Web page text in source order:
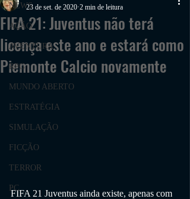
NEWS
AÇÃO
AVENTURA
RPG
MUNDO ABERTO
ESTRATÉGIA
SIMULAÇÃO
FICÇÃO
TERROR
PC
FIFA 21: Juventus não terá
licença este ano e estará como
Piemonte Calcio novamente
23 de set. de 2020 2 min de leitura
FIFA 21 Juventus ainda existe, apenas com